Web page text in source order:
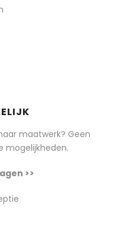
maatwerk? Geen
mogelijkheden.
>>